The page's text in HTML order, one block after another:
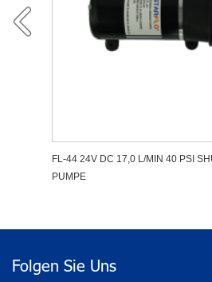
FL-44 24V DC 17,0 L/MIN 40 PSI
PUMPE
Folgen Sie Uns